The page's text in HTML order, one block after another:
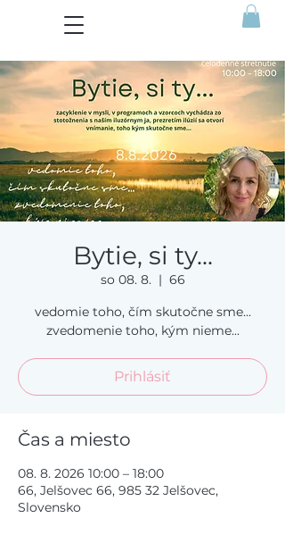
Bytie, si ty...
so 08. 8.
  |
66
vedomie toho, čím skutočne sme...
zvedomenie toho, kým nieme...
Prihlásiť
Čas a miesto
08. 8. 2026 10:00 – 18:00
66, Jelšovec 66, 985 32 Jelšovec,
Slovensko